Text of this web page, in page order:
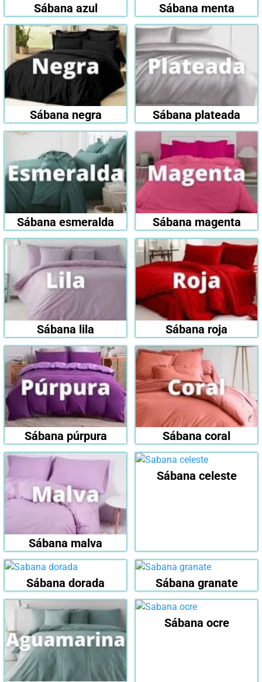
Sábana azul Sábana menta
Sábana negra Sábana plateada
Sábana esmeralda Sábana magenta
Sábana lila Sábana roja
Sábana púrpura Sábana coral
Sábana malva
Sábana celeste
Sábana dorada Sábana granate
Sábana ocre